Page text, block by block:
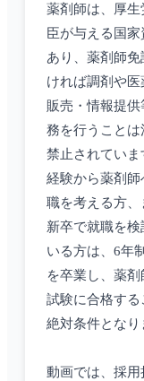
薬剤師は、厚生
臣が与える国家
あり、薬剤師免
ければ調剤や医
販売・情報提供
務を行うことは
禁止されていま
経験から薬剤師
職を考える方、
新卒で就職を検
いる方は、6年
を卒業し、薬剤
試験に合格する
絶対条件となり
動画では、採用